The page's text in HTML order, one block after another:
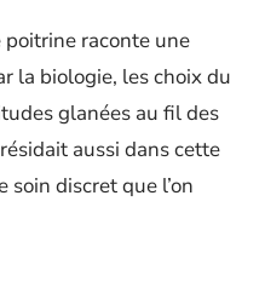
raconte une
la biologie, les choix du
glanées au fil des
aussi dans cette
discret que l’on